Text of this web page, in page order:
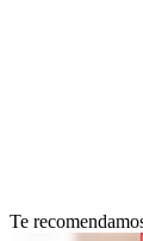
Te